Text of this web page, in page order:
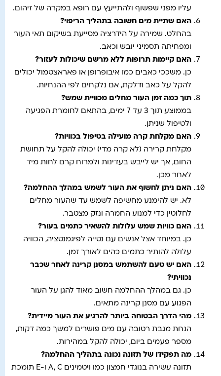
עליו מפני שפשוף ולהתייעץ עם רופא במקרה של זיהום.
האם שתיית מים חשובה בתהליך הריפוי?
בהחלט. שמירה על הידרציה מסייעת בשיקום תאי העור
ומפחיתה תסמיני יובש וכאב.
האם קיימות תרופות ללא מרשם שיכולות לעזור?
כן. משככי כאבים כמו איבופרופן או פאראצטמול יכולים
להקל על כאב ודלקת, אם נלקחים לפי ההנחיות.
תוך כמה זמן העור מחלים מכוויית שמש?
בממוצע תוך 3 עד 7 ימים, בהתאם לחומרת הפגיעה
ולטיפול שניתן.
האם מקלחת קרה מועילה בטיפול בכוויות?
מקלחת קרירה (לא קרה מדי) יכולה להקל על תחושת
החום, אך יש לייבש בעדינות ולמרוח קרם לחות מיד
לאחר מכן.
האם ניתן לחשוף את העור לשמש במהלך ההחלמה?
לא. יש להימנע מחשיפה לשמש עד שהעור מחלים
לחלוטין כדי למנוע החמרה ונזק מצטבר.
האם כוויות שמש עלולות להשאיר כתמים בעור?
כן. במיוחד אצל אנשים עם נטייה לפיגמנטציה, הכוויה
עלולה להותיר כתמים כהים לאורך זמן.
האם יש טעם להשתמש במסנן קרינה לאחר שכבר
נכוויתי?
כן. גם במהלך ההחלמה חשוב מאוד להגן על העור
הפגוע עם מסנן קרינה מתאים.
מהי הדרך הבטוחה ביותר להרגיע את העור מיידית?
הנחת מגבת רטובה עם מים פושרים למשך כמה דקות,
מספר פעמים ביום, יכולה להקל במהירות.
מה תפקידו של תזונה נכונה בתהליך ההחלמה?
תזונה עשירה בנוגדי חמצון כמו ויטמינים A, C ו-E תומכת